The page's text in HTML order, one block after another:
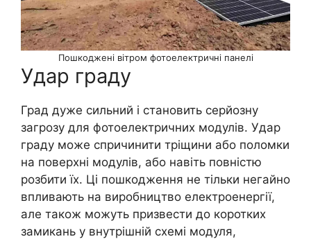
Пошкоджені вітром фотоелектричні панелі
Удар граду
Град дуже сильний і становить серйозну
загрозу для фотоелектричних модулів. Удар
граду може спричинити тріщини або поломки
на поверхні модулів, або навіть повністю
розбити їх. Ці пошкодження не тільки негайно
впливають на виробництво електроенергії,
але також можуть призвести до коротких
замикань у внутрішній схемі модуля,